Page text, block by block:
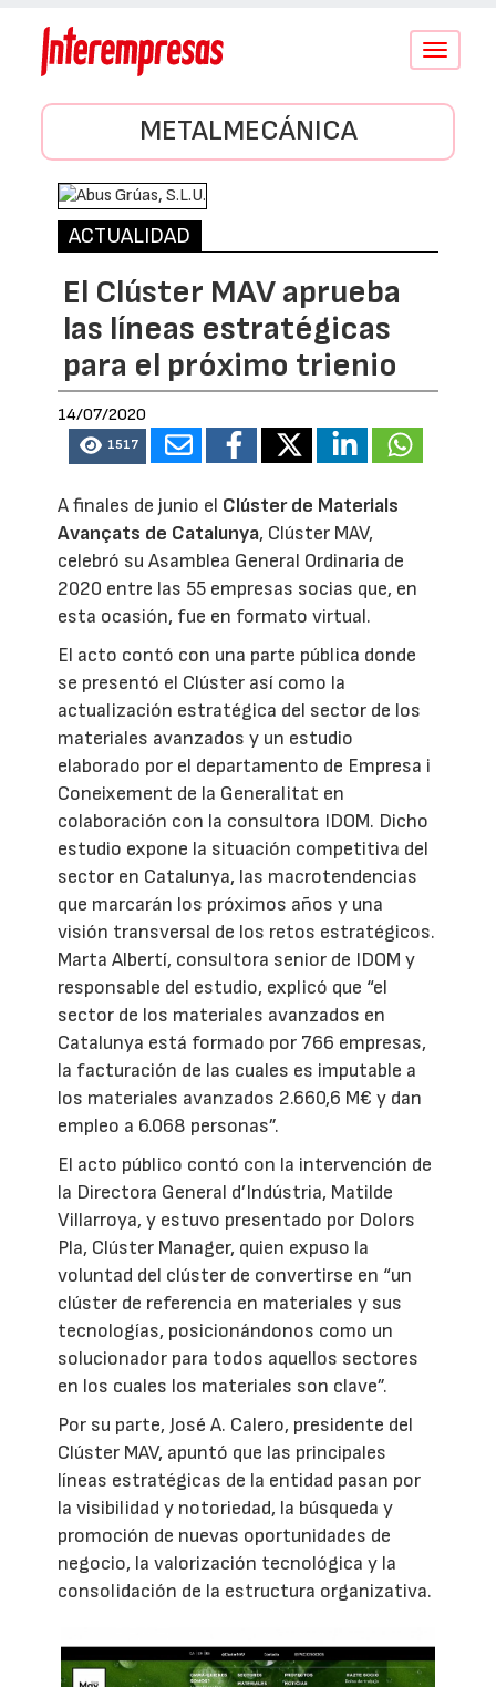
Conmutar
METALMECÁNICA
ACTUALIDAD
El Clúster MAV aprueba
las líneas estratégicas
para el próximo trienio
14/07/2020
1517
A finales de junio el Clúster de Materials
Avançats de Catalunya, Clúster MAV,
celebró su Asamblea General Ordinaria de
2020 entre las 55 empresas socias que, en
esta ocasión, fue en formato virtual.
El acto contó con una parte pública donde
se presentó el Clúster así como la
actualización estratégica del sector de los
materiales avanzados y un estudio
elaborado por el departamento de Empresa i
Coneixement de la Generalitat en
colaboración con la consultora IDOM. Dicho
estudio expone la situación competitiva del
sector en Catalunya, las macrotendencias
que marcarán los próximos años y una
visión transversal de los retos estratégicos.
Marta Albertí, consultora senior de IDOM y
responsable del estudio, explicó que “el
sector de los materiales avanzados en
Catalunya está formado por 766 empresas,
la facturación de las cuales es imputable a
los materiales avanzados 2.660,6 M€ y dan
empleo a 6.068 personas”.
El acto público contó con la intervención de
la Directora General d’Indústria, Matilde
Villarroya, y estuvo presentado por Dolors
Pla, Clúster Manager, quien expuso la
voluntad del clúster de convertirse en “un
clúster de referencia en materiales y sus
tecnologías, posicionándonos como un
solucionador para todos aquellos sectores
en los cuales los materiales son clave”.
Por su parte, José A. Calero, presidente del
Clúster MAV, apuntó que las principales
líneas estratégicas de la entidad pasan por
la visibilidad y notoriedad, la búsqueda y
promoción de nuevas oportunidades de
negocio, la valorización tecnológica y la
consolidación de la estructura organizativa.